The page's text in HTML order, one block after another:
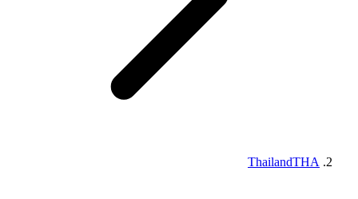
ThailandTHA